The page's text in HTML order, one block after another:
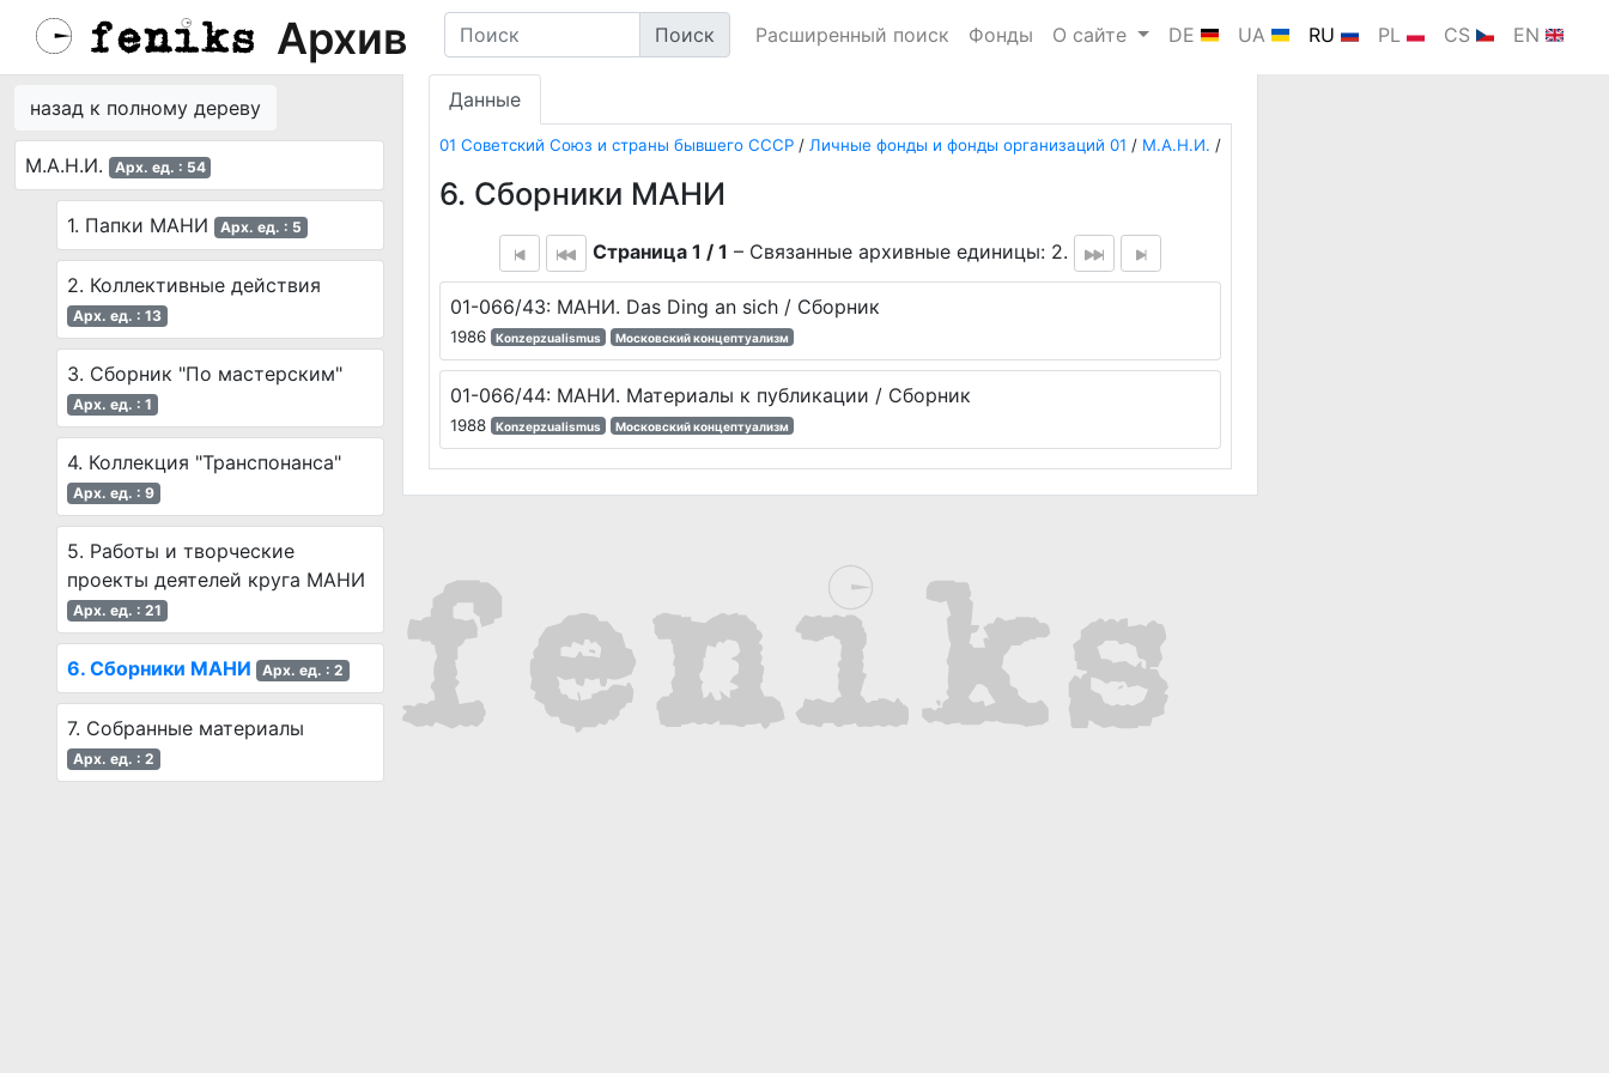
Архив Поиск Расширенный поиск Фонды О сайте DE UA RU PL CS EN
назад к полному дереву
М.А.Н.И. Арх. ед. : 54
1. Папки МАНИ Арх. ед. : 5
2. Коллективные действия
Арх. ед. : 13
3. Сборник "По мастерским"
Арх. ед. : 1
4. Коллекция "Транспонанса"
Арх. ед. : 9
5. Работы и творческие
проекты деятелей круга МАНИ
Арх. ед. : 21
6. Сборники МАНИ Арх. ед. : 2
7. Собранные материалы
Арх. ед. : 2
Данные
01 Советский Союз и страны бывшего СССР/ Личные фонды и фонды организаций 01 / М.А.Н.И. /
6. Сборники МАНИ
Страница 1 / 1 – Связанные архивные единицы: 2.
01-066/43: МАНИ. Das Ding an sich / Сборник
1986 Konzepzualismus Московский концептуализм
01-066/44: МАНИ. Материалы к публикации / Сборник
1988 Konzepzualismus Московский концептуализм